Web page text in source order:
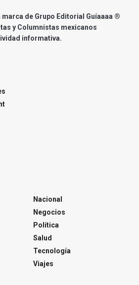
de Grupo Editorial Guíaaaa ®
y Columnistas mexicanos
informativa.
Nacional
Negocios
Política
Salud
Tecnología
Viajes